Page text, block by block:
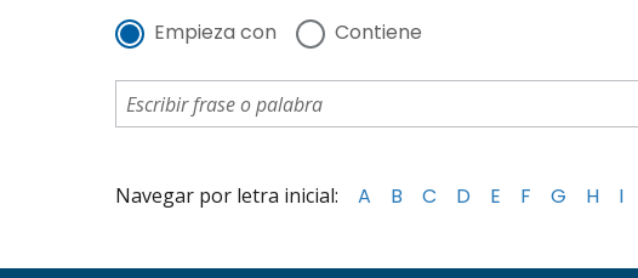
Empieza con Contiene
Navegar por letra inicial: A B C D E F G H I